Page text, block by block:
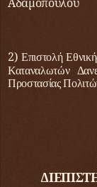
2) Επιστολή
Καταναλωτών
Προστασίας